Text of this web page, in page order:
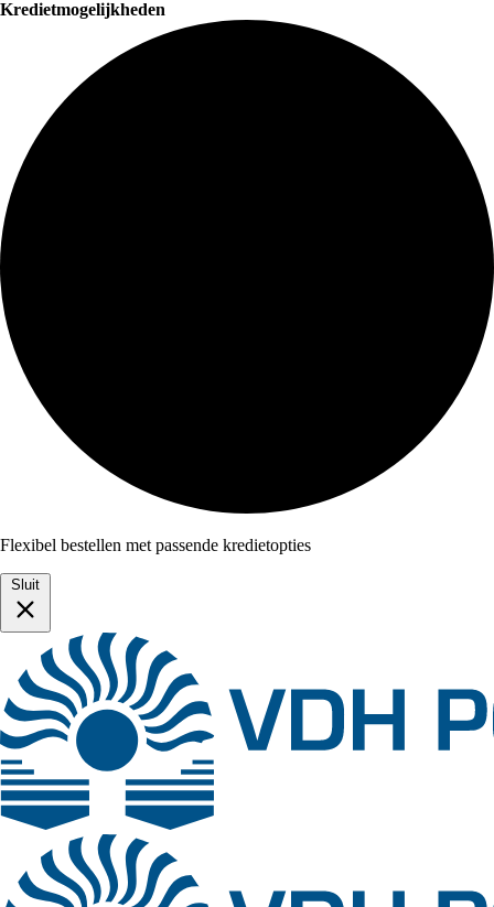
Kredietmogelijkheden
Flexibel bestellen met passende kredietopties
Sluit